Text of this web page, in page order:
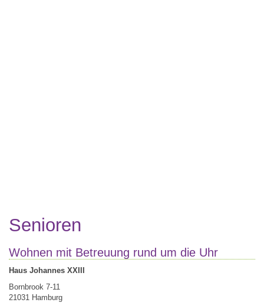
Senioren
Wohnen mit Betreuung rund um die Uhr
Haus Johannes XXIII
Bornbrook 7-11
21031 Hamburg